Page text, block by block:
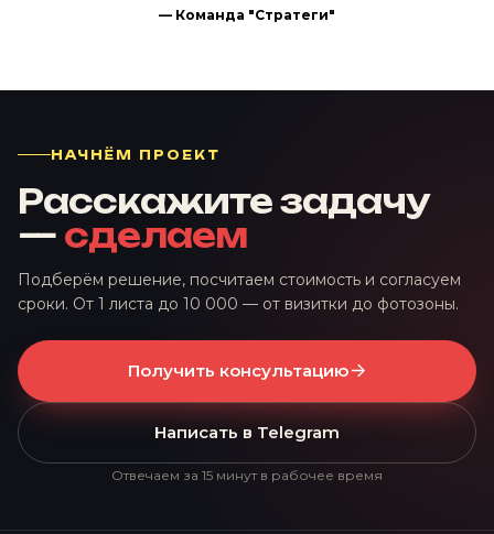
— Команда "Стратеги"
НАЧНЁМ ПРОЕКТ
Расскажите задачу
— сделаем
Подберём решение, посчитаем стоимость и согласуем
сроки. От 1 листа до 10 000 — от визитки до фотозоны.
Получить консультацию
Написать в Telegram
Отвечаем за 15 минут в рабочее время